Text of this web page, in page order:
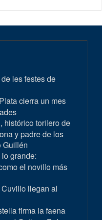
les festes de
cierra un mes
histórico torilero de
y padre de los
Guillén
grande:
el novillo más
llegan al
firma la faena